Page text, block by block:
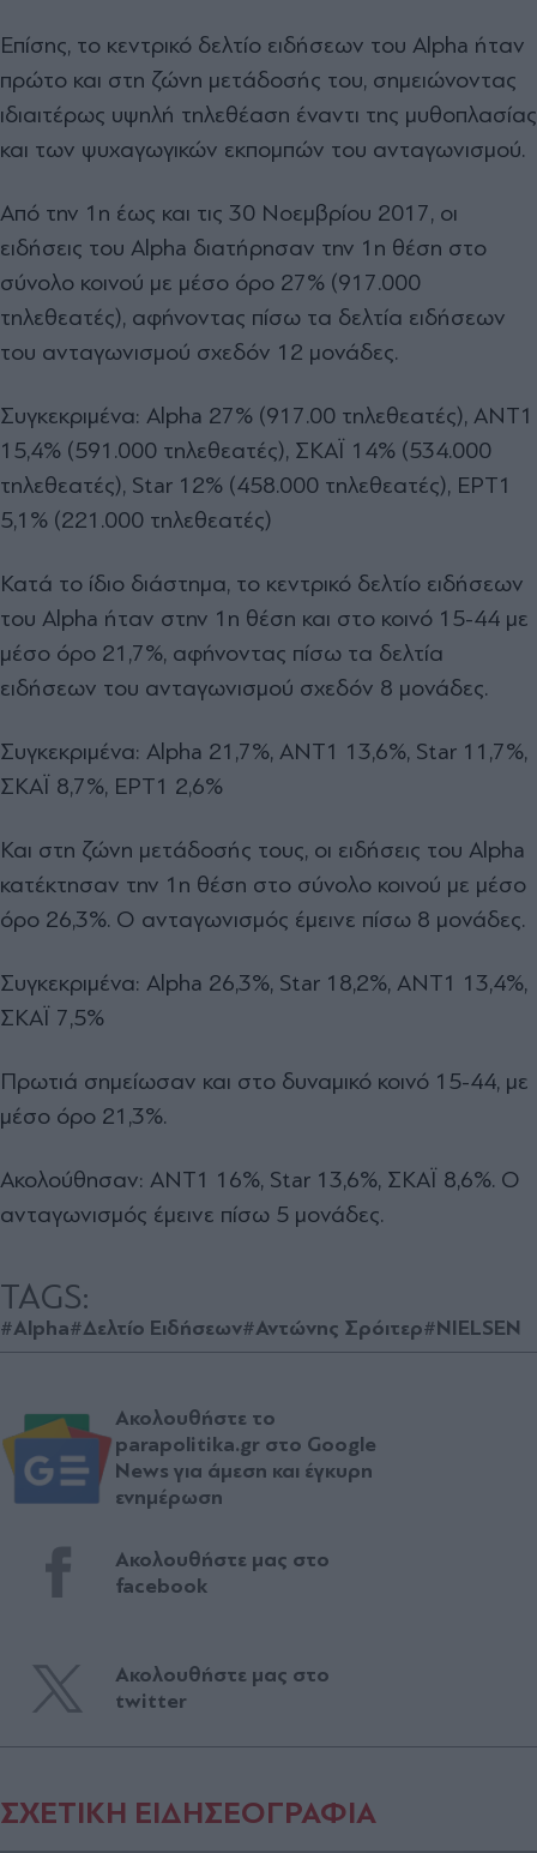
Επίσης, το κεντρικό δελτίο ειδήσεων του Alpha ήταν
πρώτο και στη ζώνη μετάδοσής του, σημειώνοντας
ιδιαιτέρως υψηλή τηλεθέαση έναντι της μυθοπλασίας
και των ψυχαγωγικών εκπομπών του ανταγωνισμού.
Από την 1η έως και τις 30 Νοεμβρίου 2017, οι
ειδήσεις του Alpha διατήρησαν την 1η θέση στο
σύνολο κοινού με μέσο όρο 27% (917.000
τηλεθεατές), αφήνοντας πίσω τα δελτία ειδήσεων
του ανταγωνισμού σχεδόν 12 μονάδες.
Συγκεκριμένα: Alpha 27% (917.00 τηλεθεατές), ΑΝΤ1
15,4% (591.000 τηλεθεατές), ΣΚΑΪ 14% (534.000
τηλεθεατές), Star 12% (458.000 τηλεθεατές), ΕΡΤ1
5,1% (221.000 τηλεθεατές)
Κατά το ίδιο διάστημα, το κεντρικό δελτίο ειδήσεων
του Alpha ήταν στην 1η θέση και στο κοινό 15-44 με
μέσο όρο 21,7%, αφήνοντας πίσω τα δελτία
ειδήσεων του ανταγωνισμού σχεδόν 8 μονάδες.
Συγκεκριμένα: Alpha 21,7%, ΑΝΤ1 13,6%, Star 11,7%,
ΣΚΑΪ 8,7%, ΕΡΤ1 2,6%
Και στη ζώνη μετάδοσής τους, οι ειδήσεις του Alpha
κατέκτησαν την 1η θέση στο σύνολο κοινού με μέσο
όρο 26,3%. Ο ανταγωνισμός έμεινε πίσω 8 μονάδες.
Συγκεκριμένα: Alpha 26,3%, Star 18,2%, ΑΝΤ1 13,4%,
ΣΚΑΪ 7,5%
Πρωτιά σημείωσαν και στο δυναμικό κοινό 15-44, με
μέσο όρο 21,3%.
Ακολούθησαν: ΑΝΤ1 16%, Star 13,6%, ΣΚΑΪ 8,6%. Ο
ανταγωνισμός έμεινε πίσω 5 μονάδες.
TAGS:
#Alpha#Δελτίο Ειδήσεων#Αντώνης Σρόιτερ#NIELSEN
Ακολουθήστε το
parapolitika.gr στο Google
News για άμεση και έγκυρη
ενημέρωση
Ακολουθήστε μας στο
facebook
Ακολουθήστε μας στο
twitter
ΣΧΕΤΙΚΗ ΕΙΔΗΣΕΟΓΡΑΦΙΑ